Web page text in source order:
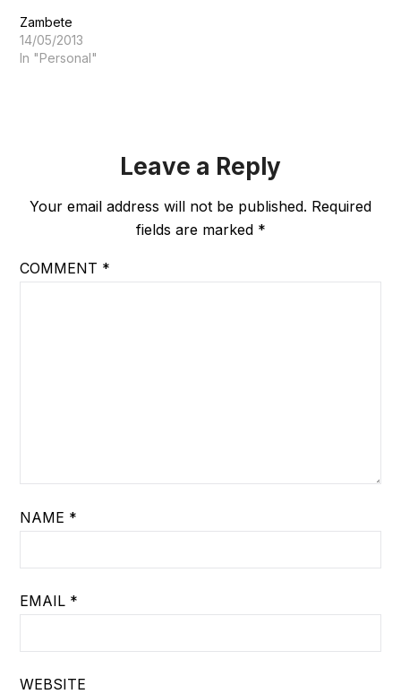
Zambete
14/05/2013
In "Personal"
Leave a Reply
Your email address will not be published. Required
fields are marked *
COMMENT *
NAME *
EMAIL *
WEBSITE